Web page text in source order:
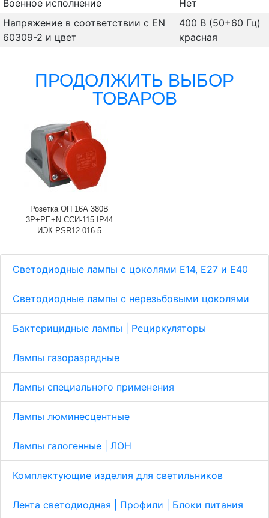
Светодиодные лампы с цоколями Е14, E27 и E40
Светодиодные лампы с нерезьбовыми цоколями
Бактерицидные лампы | Рециркуляторы
Лампы газоразрядные
Лампы специального применения
Лампы люминесцентные
Лампы галогенные | ЛОН
Комплектующие изделия для светильников
Лента светодиодная | Профили | Блоки питания
Военное исполнение
Нет
Напряжение в соответствии с EN
60309-2 и цвет
400 В (50+60 Гц)
красная
ПРОДОЛЖИТЬ ВЫБОР
ТОВАРОВ
Розетка ОП 16А 380В
3P+PЕ+N ССИ-115 IP44
ИЭК PSR12-016-5